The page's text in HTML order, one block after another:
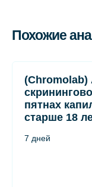
Похожие
пятнах
старше 18
7 дней